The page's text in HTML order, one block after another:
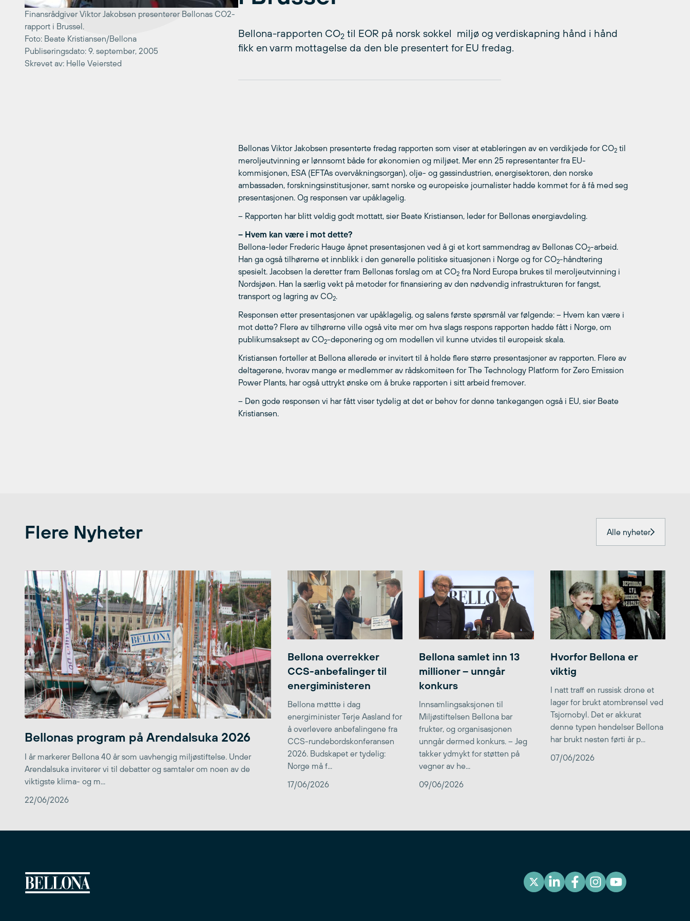
Finansrådgiver Viktor Jakobsen presenterer Bellonas CO2-
rapport i Brussel.
Foto: Beate Kristiansen/Bellona
Publiseringsdato: 9. september, 2005
Skrevet av: Helle Veiersted
Bellona-rapporten CO2 til EOR på norsk sokkel  miljø og verdiskapning hånd i hånd
fikk en varm mottagelse da den ble presentert for EU fredag.
Bellonas Viktor Jakobsen presenterte fredag rapporten som viser at etableringen av en verdikjede for CO2 til
meroljeutvinning er lønnsomt både for økonomien og miljøet. Mer enn 25 representanter fra EU-
kommisjonen, ESA (EFTAs overvåkningsorgan), olje- og gassindustrien, energisektoren, den norske
ambassaden, forskningsinstitusjoner, samt norske og europeiske journalister hadde kommet for å få med seg
presentasjonen. Og responsen var upåklagelig.
– Rapporten har blitt veldig godt mottatt, sier Beate Kristiansen, leder for Bellonas energiavdeling.
– Hvem kan være i mot dette?
Bellona-leder Frederic Hauge åpnet presentasjonen ved å gi et kort sammendrag av Bellonas CO2-arbeid.
Han ga også tilhørerne et innblikk i den generelle politiske situasjonen i Norge og for CO2-håndtering
spesielt. Jacobsen la deretter fram Bellonas forslag om at CO2 fra Nord Europa brukes til meroljeutvinning i
Nordsjøen. Han la særlig vekt på metoder for finansiering av den nødvendig infrastrukturen for fangst,
transport og lagring av CO2.
Responsen etter presentasjonen var upåklagelig, og salens første spørsmål var følgende: – Hvem kan være i
mot dette? Flere av tilhørerne ville også vite mer om hva slags respons rapporten hadde fått i Norge, om
publikumsaksept av CO2-deponering og om modellen vil kunne utvides til europeisk skala.
Kristiansen forteller at Bellona allerede er invitert til å holde flere større presentasjoner av rapporten. Flere av
deltagerene, hvorav mange er medlemmer av rådskomiteen for The Technology Platform for Zero Emission
Power Plants, har også uttrykt ønske om å bruke rapporten i sitt arbeid fremover.
– Den gode responsen vi har fått viser tydelig at det er behov for denne tankegangen også i EU, sier Beate
Kristiansen.
Flere Nyheter Alle nyheter
Bellonas program på Arendalsuka 2026
I år markerer Bellona 40 år som uavhengig miljøstiftelse. Under
Arendalsuka inviterer vi til debatter og samtaler om noen av de
viktigste klima- og m...
22/06/2026
Bellona overrekker
CCS-anbefalinger til
energiministeren
Bellona møttte i dag
energiminister Terje Aasland for
å overlevere anbefalingene fra
CCS-rundebordskonferansen
2026. Budskapet er tydelig:
Norge må f...
17/06/2026
Bellona samlet inn 13
millioner – unngår
konkurs
Innsamlingsaksjonen til
Miljøstiftelsen Bellona bar
frukter, og organisasjonen
unngår dermed konkurs. – Jeg
takker ydmykt for støtten på
vegner av he...
09/06/2026
Hvorfor Bellona er
viktig
I natt traff en russisk drone et
lager for brukt atombrensel ved
Tsjornobyl. Det er akkurat
denne typen hendelser Bellona
har brukt nesten førti år p...
07/06/2026